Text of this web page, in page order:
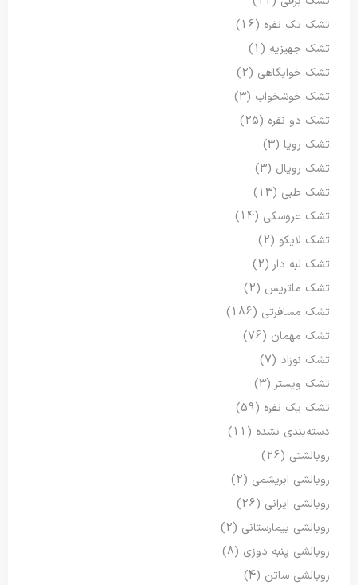
تشک تک نفره (16)
تشک جهیزیه (1)
تشک خوابگاهی (2)
تشک خوشخواب (3)
تشک دو نفره (25)
تشک رویا (3)
تشک رویال (3)
تشک طبی (13)
تشک عروسکی (14)
تشک لایکو (2)
تشک لبه دار (2)
تشک ماتریس (2)
تشک مسافرتی (186)
تشک مهمان (76)
تشک نوزاد (7)
تشک ویستر (3)
تشک یک نفره (59)
دسته‌بندی نشده (11)
روبالشتی (26)
روبالشی ابریشمی (2)
روبالشی ایرانی (26)
روبالشی بیمارستانی (2)
روبالشی پنبه دوزی (8)
روبالشی ساتن (4)